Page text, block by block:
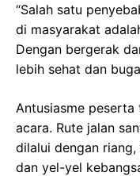
“Salah satu
di masyarakat
Dengan bergerak
lebih sehat dan
Antusiasme
acara. Rute jalan
dilalui dengan
dan yel-yel